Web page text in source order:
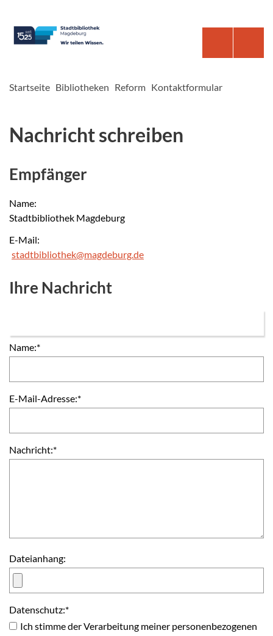
Startseite Bibliotheken Reform Kontaktformular
Nachricht schreiben
Empfänger
Name:
Stadtbibliothek Magdeburg
E-Mail:
stadtbibliothek@magdeburg.de
Ihre Nachricht
Name:*
E-Mail-Adresse:*
Nachricht:*
Dateianhang:
Datenschutz:*
Ich stimme der Verarbeitung meiner personenbezogenen